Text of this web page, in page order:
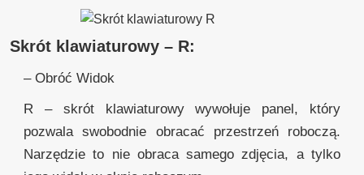
Skrót klawiaturowy – R:
– Obróć Widok
R – skrót klawiaturowy wywołuje panel, który
pozwala swobodnie obracać przestrzeń roboczą.
Narzędzie to nie obraca samego zdjęcia, a tylko